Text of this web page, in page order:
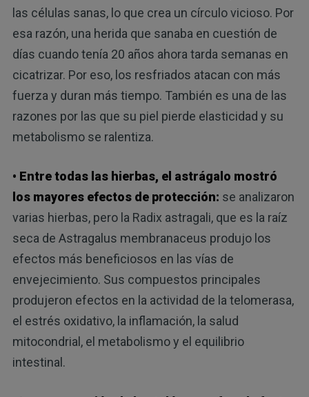
las células sanas, lo que crea un círculo vicioso. Por
esa razón, una herida que sanaba en cuestión de
días cuando tenía 20 años ahora tarda semanas en
cicatrizar. Por eso, los resfriados atacan con más
fuerza y ​​duran más tiempo. También es una de las
razones por las que su piel pierde elasticidad y su
metabolismo se ralentiza.
• Entre todas las hierbas, el astrágalo mostró
los mayores efectos de protección: se analizaron
varias hierbas, pero la Radix astragali, que es la raíz
seca de Astragalus membranaceus produjo los
efectos más beneficiosos en las vías de
envejecimiento. Sus compuestos principales
produjeron efectos en la actividad de la telomerasa,
el estrés oxidativo, la inflamación, la salud
mitocondrial, el metabolismo y el equilibrio
intestinal.